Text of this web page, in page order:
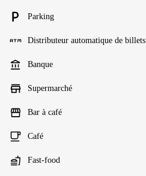
Parking
Distributeur automatique de billets
Banque
Supermarché
Bar à café
Café
Fast-food